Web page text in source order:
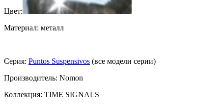
Цвет:
Материал: металл
Серия: Puntos Suspensivos (все модели серии)
Производитель: Nomon
Коллекция: TIME SIGNALS